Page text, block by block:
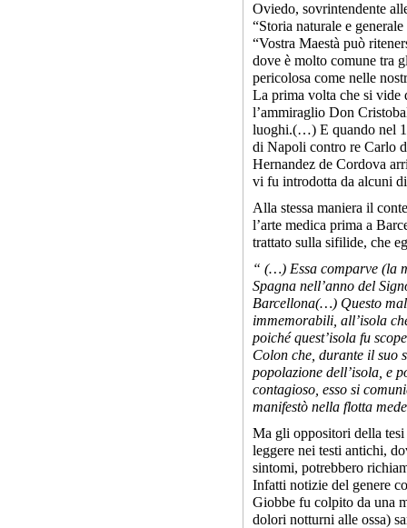
Oviedo, sovrintendente
“Storia naturale e
“Vostra Maestà può
dove è molto comune tra
pericolosa come nelle
La prima volta che si vide
l’ammiraglio Don
luoghi.(…) E quando nel
di Napoli contro re Carlo
Hernandez de Cordova
vi fu introdotta da alcuni
Alla stessa maniera il
l’arte medica prima a
trattato sulla sifilide, che
“ (…) Essa comparve (la
Spagna nell’anno del
Barcellona(…) Questo
immemorabili, all’isola
poiché quest’isola fu
Colon che, durante il suo
popolazione dell’isola, e
contagioso, esso si
manifestò nella flotta
Ma gli oppositori della tesi
leggere nei testi antichi,
sintomi, potrebbero
Infatti notizie del genere
Giobbe fu colpito da una
dolori notturni alle ossa)